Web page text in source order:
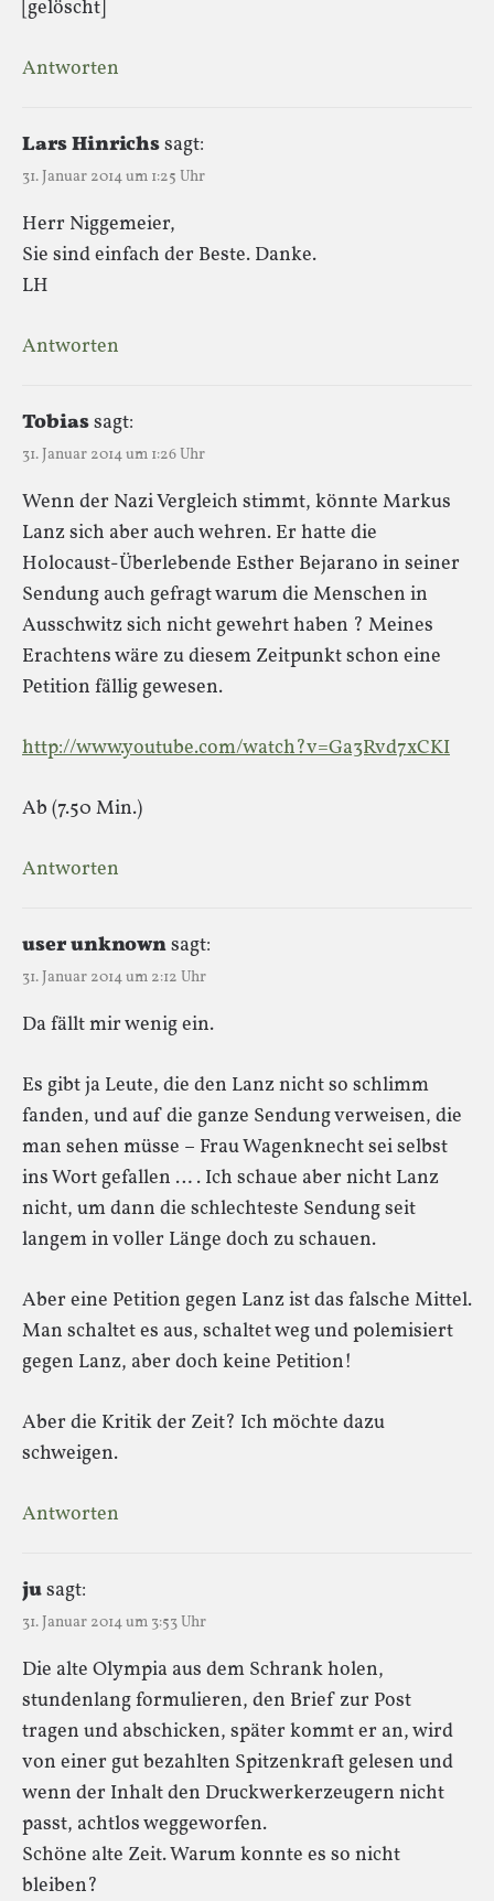
[gelöscht]
Antworten
Lars Hinrichssagt:
31. Januar 2014 um 1:25 Uhr
Herr Niggemeier,
Sie sind einfach der Beste. Danke.
LH
Antworten
Tobiassagt:
31. Januar 2014 um 1:26 Uhr
Wenn der Nazi Vergleich stimmt, könnte Markus
Lanz sich aber auch wehren. Er hatte die
Holocaust-Überlebende Esther Bejarano in seiner
Sendung auch gefragt warum die Menschen in
Ausschwitz sich nicht gewehrt haben ? Meines
Erachtens wäre zu diesem Zeitpunkt schon eine
Petition fällig gewesen.
http://www.youtube.com/watch?v=Ga3Rvd7xCKI
Ab (7.50 Min.)
Antworten
user unknownsagt:
31. Januar 2014 um 2:12 Uhr
Da fällt mir wenig ein.
Es gibt ja Leute, die den Lanz nicht so schlimm
fanden, und auf die ganze Sendung verweisen, die
man sehen müsse – Frau Wagenknecht sei selbst
ins Wort gefallen … . Ich schaue aber nicht Lanz
nicht, um dann die schlechteste Sendung seit
langem in voller Länge doch zu schauen.
Aber eine Petition gegen Lanz ist das falsche Mittel.
Man schaltet es aus, schaltet weg und polemisiert
gegen Lanz, aber doch keine Petition!
Aber die Kritik der Zeit? Ich möchte dazu
schweigen.
Antworten
jusagt:
31. Januar 2014 um 3:53 Uhr
Die alte Olympia aus dem Schrank holen,
stundenlang formulieren, den Brief zur Post
tragen und abschicken, später kommt er an, wird
von einer gut bezahlten Spitzenkraft gelesen und
wenn der Inhalt den Druckwerkerzeugern nicht
passt, achtlos weggeworfen.
Schöne alte Zeit. Warum konnte es so nicht
bleiben?